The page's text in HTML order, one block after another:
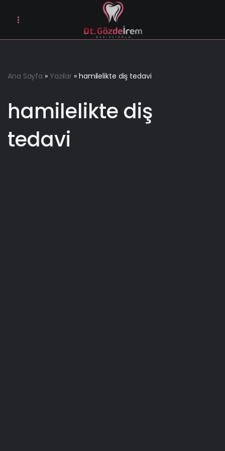
geç
Ana Sayfa » Yazılar » hamilelikte diş tedavi
hamilelikte diş
tedavi